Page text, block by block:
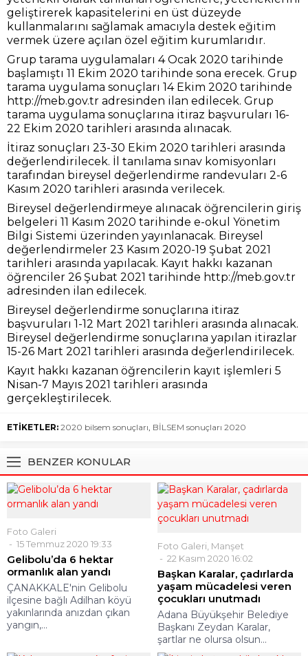
geliştirerek kapasitelerini en üst düzeyde
kullanmalarını sağlamak amacıyla destek eğitim
vermek üzere açılan özel eğitim kurumlarıdır.
Grup tarama uygulamaları 4 Ocak 2020 tarihinde
başlamıştı 11 Ekim 2020 tarihinde sona erecek. Grup
tarama uygulama sonuçları 14 Ekim 2020 tarihinde
http://meb.gov.tr adresinden ilan edilecek. Grup
tarama uygulama sonuçlarına itiraz başvuruları 16-
22 Ekim 2020 tarihleri arasında alınacak.
İtiraz sonuçları 23-30 Ekim 2020 tarihleri arasında
değerlendirilecek. İl tanılama sınav komisyonları
tarafından bireysel değerlendirme randevuları 2-6
Kasım 2020 tarihleri arasında verilecek.
Bireysel değerlendirmeye alınacak öğrencilerin giriş
belgeleri 11 Kasım 2020 tarihinde e-okul Yönetim
Bilgi Sistemi üzerinden yayınlanacak. Bireysel
değerlendirmeler 23 Kasım 2020-19 Şubat 2021
tarihleri arasında yapılacak. Kayıt hakkı kazanan
öğrenciler 26 Şubat 2021 tarihinde http://meb.gov.tr
adresinden ilan edilecek.
Bireysel değerlendirme sonuçlarına itiraz
başvuruları 1-12 Mart 2021 tarihleri arasında alınacak.
Bireysel değerlendirme sonuçlarına yapılan itirazlar
15-26 Mart 2021 tarihleri arasında değerlendirilecek.
Kayıt hakkı kazanan öğrencilerin kayıt işlemleri 5
Nisan-7 Mayıs 2021 tarihleri arasında
gerçekleştirilecek.
ETİKETLER: 2020 bilsem sonuçları BİLSEM sonuçları 2020
BENZER KONULAR
Foto Galeri
15 Temmuz 2020 19:33
Gelibolu’da 6 hektar
ormanlık alan yandı
ÇANAKKALE'nin Gelibolu
ilçesine bağlı Adilhan köyü
yakınlarında anızdan çıkan
yangın,...
Foto Galeri Manşet
22 Kasım 2020 16:02
Başkan Karalar, çadırlarda
yaşam mücadelesi veren
çocukları unutmadı
Adana Büyükşehir Belediye
Başkanı Zeydan Karalar,
şartlar ne olursa olsun...